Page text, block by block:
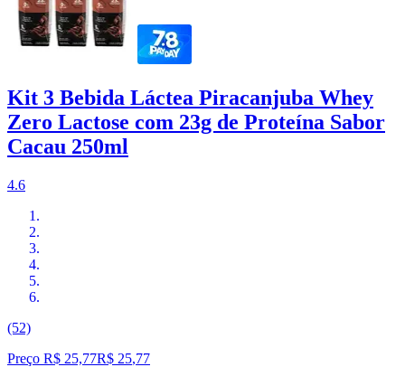
Kit 3 Bebida Láctea Piracanjuba Whey
Zero Lactose com 23g de Proteína Sabor
Cacau 250ml
4.6
(52)
Preço R$ 25,77R$ 25,77